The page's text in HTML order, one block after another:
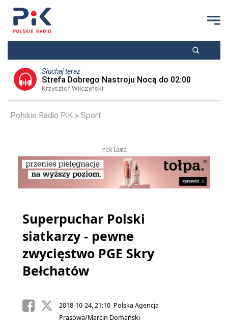
Słuchaj teraz
Strefa Dobrego Nastroju Nocą do 02:00
Krzysztof Wilczyński
Polskie Radio PiK Sport
reklama
Superpuchar Polski
siatkarzy - pewne
zwycięstwo PGE Skry
Bełchatów
2018-10-24, 21:10 Polska Agencja
Prasowa/Marcin Domański